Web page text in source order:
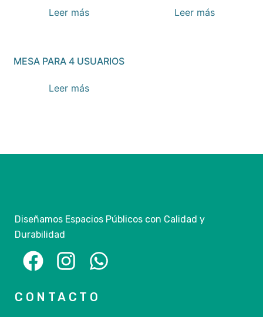
Leer más Leer más
MESA PARA 4 USUARIOS
Leer más
Diseñamos Espacios Públicos con Calidad y
Durabilidad
CONTACTO